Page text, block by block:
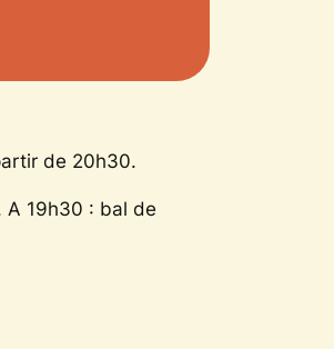
de 20h30.
A 19h30 : bal de